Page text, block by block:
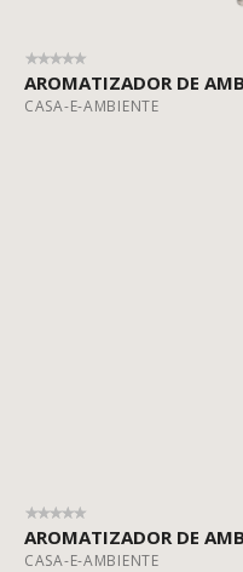
AROMATIZADOR DE
CASA-E-AMBIENTE
AROMATIZADOR DE
CASA-E-AMBIENTE